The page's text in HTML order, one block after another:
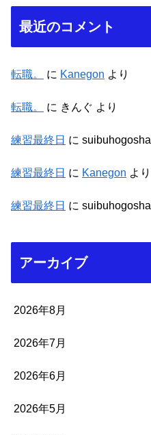
最近のコメント
転職。 に Kanegon より
転職。 に きんぐ より
練習最終日 に suibuhogosha
練習最終日 に Kanegon より
練習最終日 に suibuhogosha
アーカイブ
2026年8月
2026年7月
2026年6月
2026年5月